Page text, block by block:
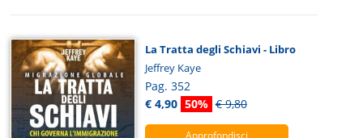
La Tratta degli Schiavi - Libro
Jeffrey Kaye
Pag. 352
€ 4,90 50% € 9,80
Approfondisci